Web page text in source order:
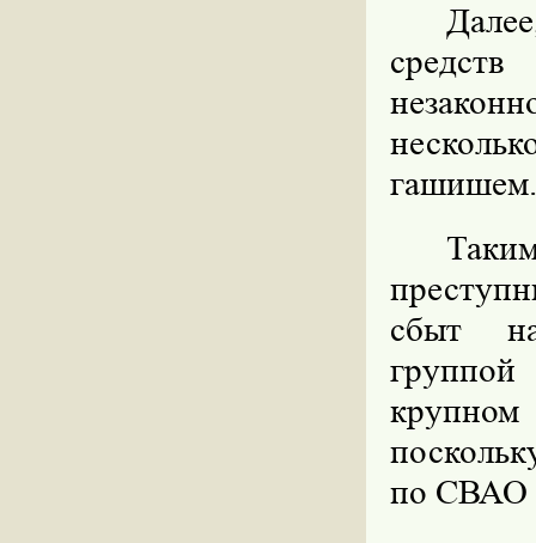
гашишем.
сбыт
по СВАО